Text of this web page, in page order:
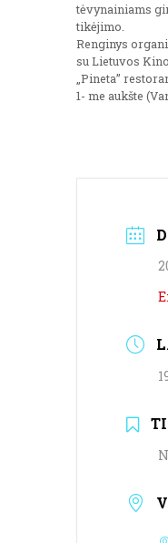
tėvynainiams
tikėjimo.
Renginys
su Lietuvos
„Pineta”
1- me aukšte